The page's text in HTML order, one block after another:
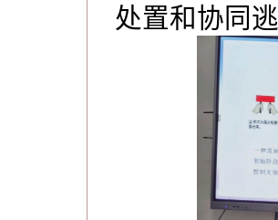
处置和协同